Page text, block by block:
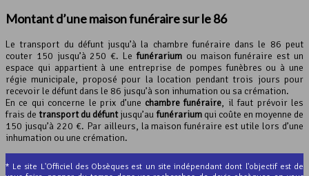
Montant d’une maison funéraire sur le 86
Le transport du défunt jusqu’à la chambre funéraire dans le 86 peut
couter 150 jusqu’à 250 €. Lefunérarium ou maison funéraire est un
espace qui appartient à une entreprise de pompes funèbres ou à une
régie municipale, proposé pour la location pendant trois jours pour
recevoir le défunt dans le 86 jusqu’à son inhumation ou sa crémation.
En ce qui concerne le prix d’une chambre funéraire, il faut prévoir les
frais de transport du défuntjusqu’aufunérarium qui coûte en moyenne de
150 jusqu’à 220 €. Par ailleurs, la maison funéraire est utile lors d’une
inhumation ou une crémation.
* Le site L'Officiel des Obsèques est un site indépendant dont l'objectif est de